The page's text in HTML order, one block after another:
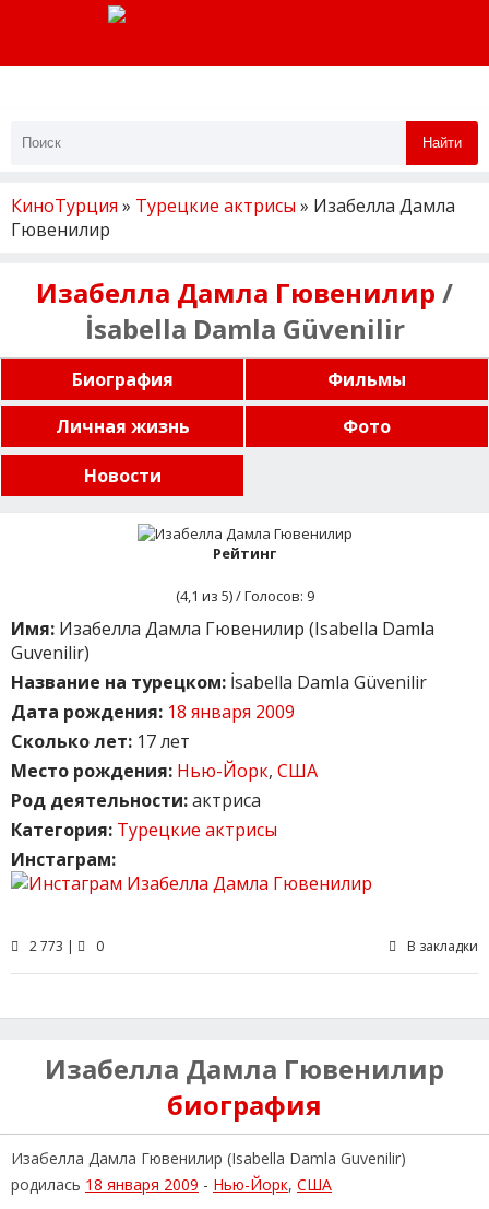
Найти
КиноТурция » Турецкие актрисы » Изабелла Дамла
Гювенилир
Изабелла Дамла Гювенилир /
İsabella Damla Güvenilir
Биография
Фильмы
Личная жизнь
Фото
Новости
Рейтинг
(4,1 из 5) / Голосов: 9
Имя: Изабелла Дамла Гювенилир (Isabella Damla
Guvenilir)
Название на турецком: İsabella Damla Güvenilir
Дата рождения: 18 января 2009
Сколько лет: 17 лет
Место рождения: Нью-Йорк, США
Род деятельности:актриса
Категория: Турецкие актрисы
Инстаграм:
2 773 | 0 В закладки
Изабелла Дамла Гювенилир
биография
Изабелла Дамла Гювенилир (Isabella Damla Guvenilir)
родилась 18 января 2009 - Нью-Йорк, США